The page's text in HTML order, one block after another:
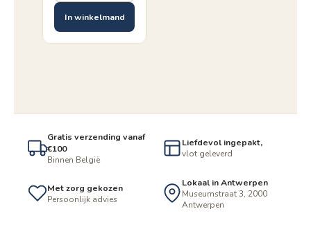
In winkelmand
Gratis verzending vanaf
€100
Binnen België
Liefdevol ingepakt,
vlot geleverd
Met zorg gekozen
Persoonlijk advies
Lokaal in Antwerpen
Museumstraat 3, 2000
Antwerpen